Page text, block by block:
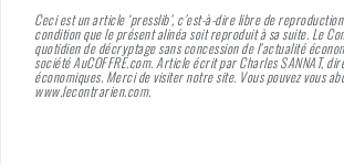
Ceci est un article ‘presslib’, c’est-à-dire libre de
condition que le présent alinéa soit reproduit à sa suite. Le
quotidien de décryptage sans concession de l’actualité
société AuCOFFRE.com. Article écrit par Charles SANNAT,
économiques. Merci de visiter notre site. Vous pouvez vous
www.lecontrarien.com.